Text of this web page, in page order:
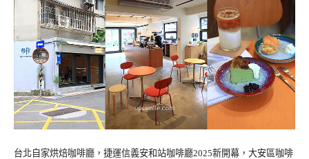
台北自家烘焙咖啡廳，捷運信義安和站咖啡廳2025新開幕，大安區咖啡